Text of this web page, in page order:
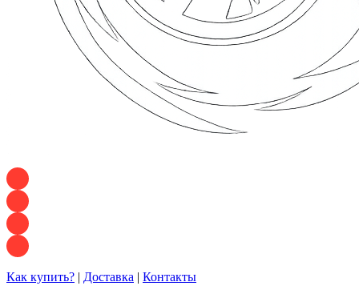
Как купить? | Доставка | Контакты